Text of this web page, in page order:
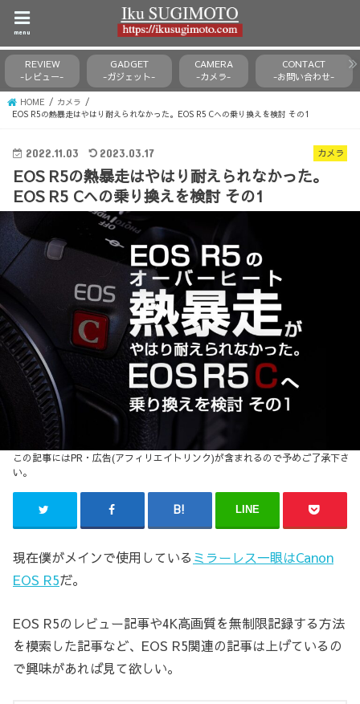
menu
REVIEW
-レビュー-
GADGET
-ガジェット-
CAMERA
-カメラ-
CONTACT
-お問い合わせ-
HOME
カメラ
EOS R5の熱暴走はやはり耐えられなかった。EOS R5 Cへの乗り換えを検討 その1
カメラ
2022.11.03 2023.03.17
EOS R5の熱暴走はやはり耐えられなかった。
EOS R5 Cへの乗り換えを検討 その1
LINE
現在僕がメインで使用している ミラーレス一眼はCanon
EOS R5だ。
EOS R5のレビュー記事や4K高画質を無制限記録する方法
を模索した記事など、EOS R5関連の記事は上げているの
で興味があれば見て欲しい。